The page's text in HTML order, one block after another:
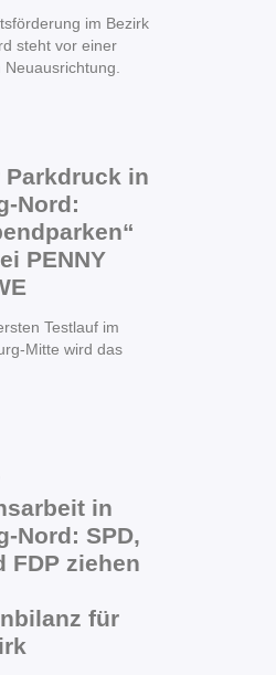
im Bezirk
steht vor einer
Parkdruck in
Nord:
PENNY
Testlauf im
Mitte wird das
in
Nord: SPD,
FDP ziehen
für